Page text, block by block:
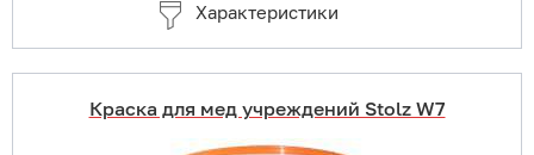
Характеристики
Краска для мед учреждений Stolz W7
Купить в 1 клик